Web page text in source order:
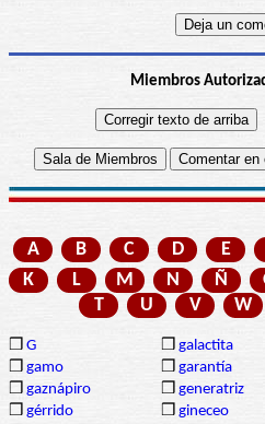
Miembros
A B C D E
K
L M N Ñ
T
U V W
❒ G ❒ galactita
❒ gamo ❒ garantía
❒ gaznápiro ❒ generatriz
❒ gérrido ❒ gineceo